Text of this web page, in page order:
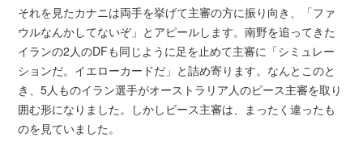
それを見たカナニは両手を挙げて主審の方に振り向き、「ファ
ウルなんかしてないぞ」とアピールします。南野を追ってきた
イランの2人のDFも同じように足を止めて主審に「シミュレー
ションだ。イエローカードだ」と詰め寄ります。なんとこのと
き、5人ものイラン選手がオーストラリア人のビース主審を取り
囲む形になりました。しかしビース主審は、まったく違ったも
のを見ていました。